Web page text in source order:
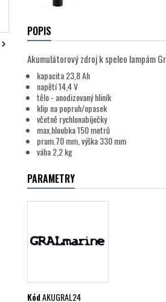

POPIS
Akumulátorový zdroj k speleo lampám
kapacita 23,8 Ah
napětí 14,4 V
tělo - anodizovaný hliník
klip na popruh/opasek
včetně rychlonabíječky
max.hloubka 150 metrů
prum.70 mm, výška 330 mm
váha 2,2 kg
PARAMETRY
KódAKUGRAL24